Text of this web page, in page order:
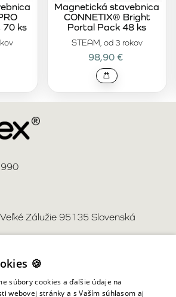
70 ks
STEAM, od 3 rokov
Magnetická stavebnica
CONNETIX® Bright
Portal Pack 48 ks
98,90 €
Zálužie 95135 Slovenská
🍪
súbory cookies a ďalšie údaje na
webovej stránky a s Vaším súhlasom aj